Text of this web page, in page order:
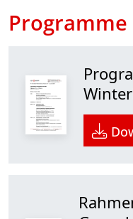
Programme